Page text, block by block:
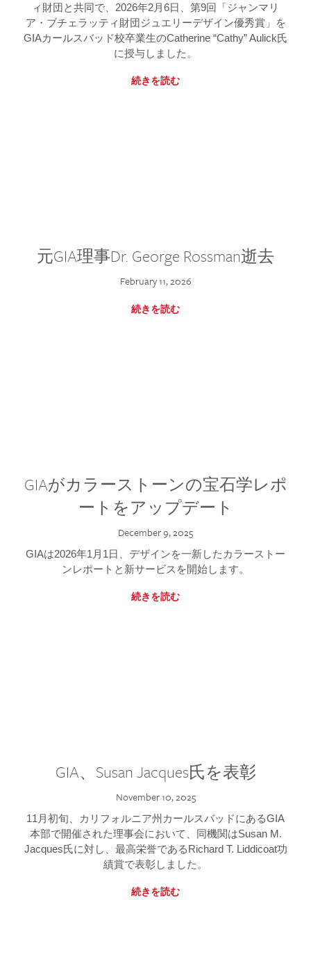
ィ財団と共同で、2026年2月6日、第9回「ジャンマリ
ア・ブチェラッティ財団ジュエリーデザイン優秀賞」を
GIAカールスバッド校卒業生のCatherine “Cathy” Aulick氏
に授与しました。
続きを読む
元GIA理事Dr. George Rossman逝去
February 11, 2026
続きを読む
GIAがカラーストーンの宝石学レポ
ートをアップデート
December 9, 2025
GIAは2026年1月1日、デザインを一新したカラーストー
ンレポートと新サービスを開始します。
続きを読む
GIA、Susan Jacques氏を表彰
November 10, 2025
11月初旬、カリフォルニア州カールスバッドにあるGIA
本部で開催された理事会において、同機関はSusan M.
Jacques氏に対し、最高栄誉であるRichard T. Liddicoat功
績賞で表彰しました。
続きを読む